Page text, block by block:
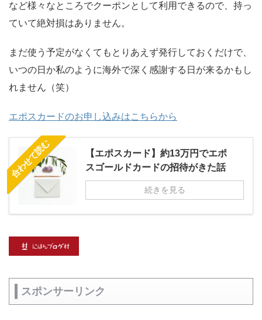
など様々なところでクーポンとして利用できるので、持っ
ていて絶対損はありません。
まだ使う予定がなくてもとりあえず発行しておくだけで、
いつの日か私のように海外で深く感謝する日が来るかもし
れません（笑）
エポスカードのお申し込みはこちらから
合わせて読む
【エポスカード】約13万円でエポ
スゴールドカードの招待がきた話
続きを見る
スポンサーリンク